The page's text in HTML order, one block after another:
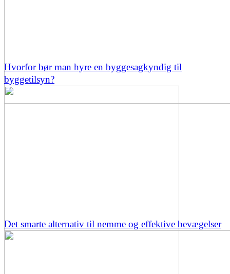
Hvorfor bør man hyre en byggesagkyndig til
byggetilsyn?
Det smarte alternativ til nemme og effektive bevægelser